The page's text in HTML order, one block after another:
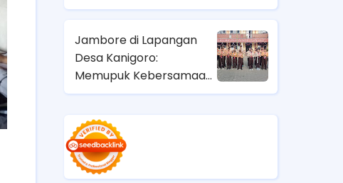
AZHAR
Jambore di Lapangan
Desa Kanigoro:
Memupuk Kebersamaan
dan Semangat Generasi